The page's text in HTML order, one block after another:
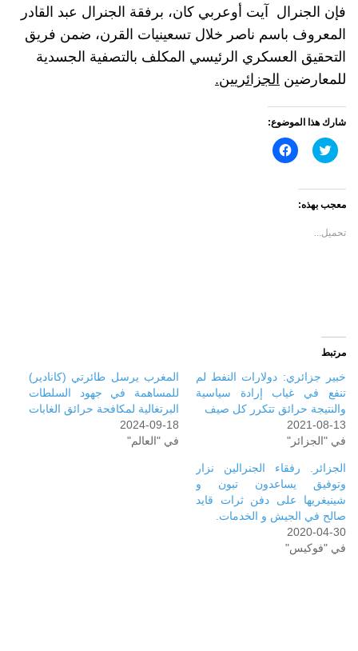
فإن الجنرال آيت أوعربي كان، برفقة الجنرال عبد القادر
المعروف باسم ناصر خلال تسعينيات القرن، ضمن فريق
التحقيق العسكري الرئيسي المكلف بالتصفية الجسدية
للمعارضين الجزائريين.
شارك هذا الموضوع:
اضغط
للمشاركة
(فتح
في
نافذة
انقر
للمشاركة
معجب بهذه:
تحميل...
مرتبط
خبير جزائري: دولارات النفط لم
تنفع في غياب إرادة سياسية
والنتيجة حرائق تتكرر كل صيف
2021-08-13
في "الجزائر"
المغرب يرسل طائرتي (كانادير)
للمساهمة في جهود السلطات
البرتغالية لمكافحة حرائق الغابات
2024-09-18
في "العالم"
الجزائر. رفقاء الجنرالين نزار
وتوفيق يساعدون تبون و
شينيغريها على دفن ثرات قايد
صالح في الجيش و الخدمات.
2020-04-30
في "فوكيس"